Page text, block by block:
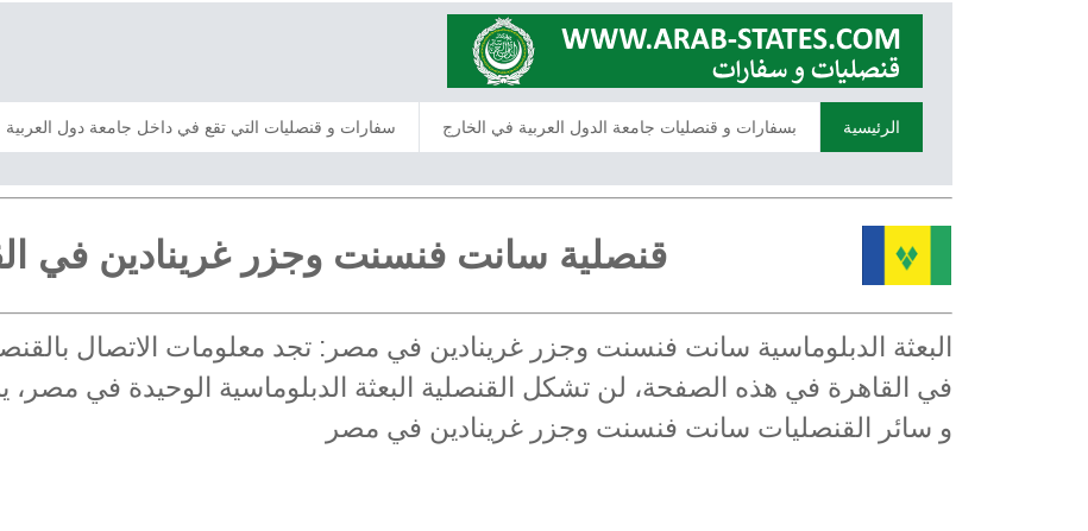
الرئيسية بسفارات و قنصليات جامعة الدول العربية في الخارج سفارات و قنصليات التي تقع في داخل جامعة دول العربية
قنصلية سانت فنسنت وجزر غرينادين في
البعثة الدبلوماسية سانت فنسنت وجزر غرينادين في مصر: تجد معلومات الاتصال
في القاهرة في هذه الصفحة، لن تشكل القنصلية البعثة الدبلوماسية الوحيدة في مصر،
و سائر القنصليات سانت فنسنت وجزر غرينادين في مصر